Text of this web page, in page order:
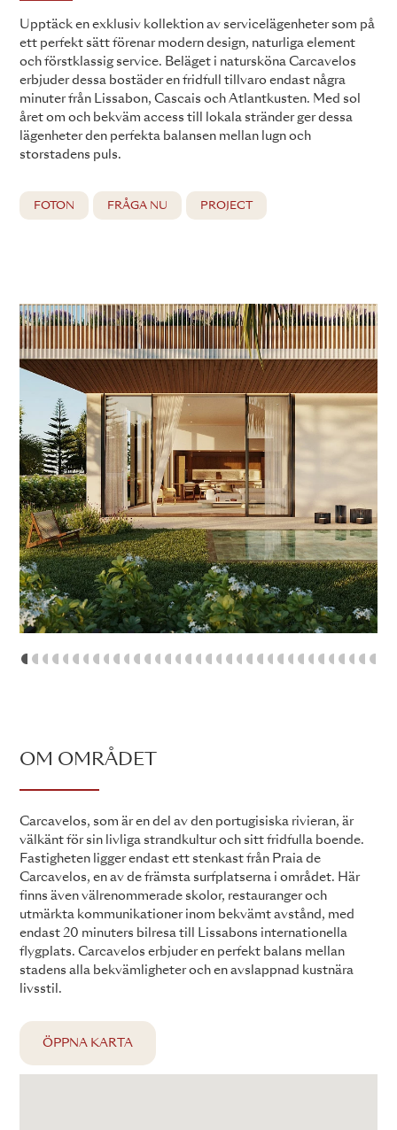
Upptäck en exklusiv kollektion av servicelägenheter som på
ett perfekt sätt förenar modern design, naturliga element
och förstklassig service. Beläget i natursköna Carcavelos
erbjuder dessa bostäder en fridfull tillvaro endast några
minuter från Lissabon, Cascais och Atlantkusten. Med sol
året om och bekväm access till lokala stränder ger dessa
lägenheter den perfekta balansen mellan lugn och
storstadens puls.
FOTON FRÅGA NU PROJECT
1 2 3 45 67 8 9101112131415161718192021222324252627282930
OM OMRÅDET
Carcavelos, som är en del av den portugisiska rivieran, är
välkänt för sin livliga strandkultur och sitt fridfulla boende.
Fastigheten ligger endast ett stenkast från Praia de
Carcavelos, en av de främsta surfplatserna i området. Här
finns även välrenommerade skolor, restauranger och
utmärkta kommunikationer inom bekvämt avstånd, med
endast 20 minuters bilresa till Lissabons internationella
flygplats. Carcavelos erbjuder en perfekt balans mellan
stadens alla bekvämligheter och en avslappnad kustnära
livsstil.
ÖPPNA KARTA